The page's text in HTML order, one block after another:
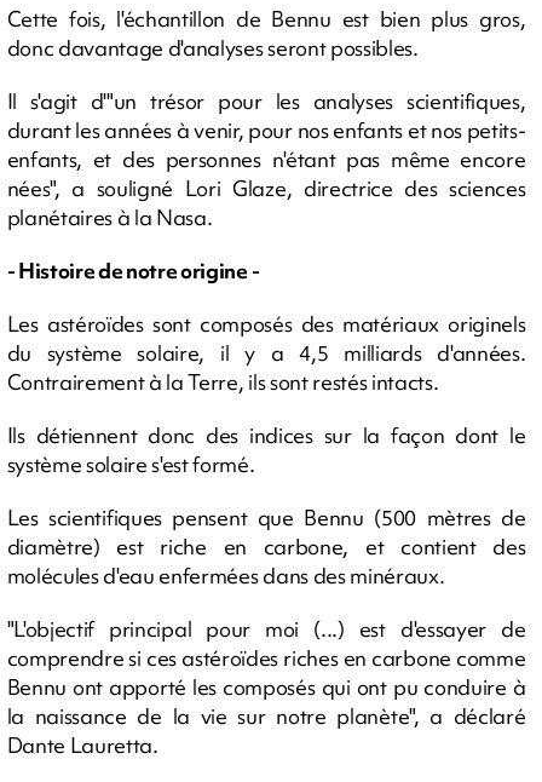
Cette fois, l'échantillon de Bennu est bien plus gros,
donc davantage d'analyses seront possibles.
Il s'agit d'"un trésor pour les analyses scientifiques,
durant les années à venir, pour nos enfants et nos petits-
enfants, et des personnes n'étant pas même encore
nées", a souligné Lori Glaze, directrice des sciences
planétaires à la Nasa.
- Histoire de notre origine -
Les astéroïdes sont composés des matériaux originels
du système solaire, il y a 4,5 milliards d'années.
Contrairement à la Terre, ils sont restés intacts.
Ils détiennent donc des indices sur la façon dont le
système solaire s'est formé.
Les scientifiques pensent que Bennu (500 mètres de
diamètre) est riche en carbone, et contient des
molécules d'eau enfermées dans des minéraux.
"L'objectif principal pour moi (...) est d'essayer de
comprendre si ces astéroïdes riches en carbone comme
Bennu ont apporté les composés qui ont pu conduire à
la naissance de la vie sur notre planète", a déclaré
Dante Lauretta.